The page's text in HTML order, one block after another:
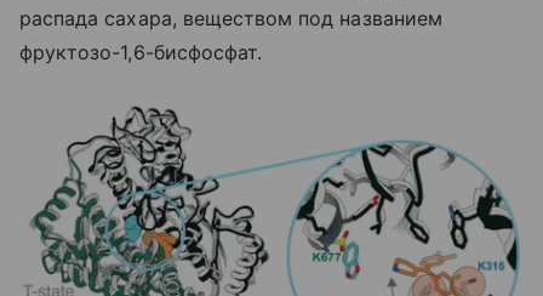
распада сахара, веществом под названием
фруктозо-1,6-бисфосфат.